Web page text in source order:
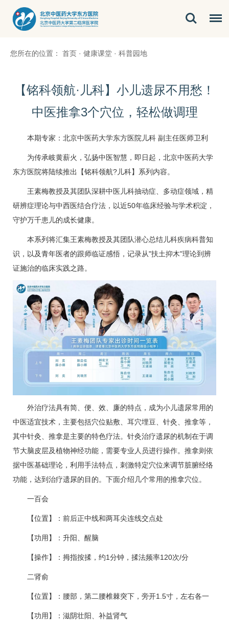
您所在的位置： 首页 · 健康课堂 · 科普园地
【铭科领航·儿科】小儿遗尿不用愁！
中医推拿3个穴位，轻松做调理
本期专家：北京中医药大学东方医院 儿科 副主任医师卫利
为传承岐黄薪火，弘扬中医智慧，即日起，北京中医药大学
东方医院将陆续推出【铭科领航?儿科】系列内容。
王素梅教授及其团队深耕中医儿科抽动症 、多动症领域，精
研辨症理论与中西医结合疗法，以近50年临床经验与学术积淀，
守护万千患儿的成长健康。
本系列将汇集王素梅教授及其团队潜心总结儿科疾病科普知
识，以及青年医者的跟师临证感悟，记录从"扶土抑木"理论到辨
证施治的临床实践之路。
外治疗法具有简、便、效、廉的特点，成为小儿遗尿常用的
中医适宜技术，主要包括穴位贴敷、耳穴埋豆、针灸、推拿等，
其中针灸、推拿是主要的特色疗法。针灸治疗遗尿的机制在于调
节大脑皮层及植物神经功能，需要专业人员进行操作。推拿则依
据中医基础理论，利用手法特点，刺激特定穴位来调节脏腑经络
功能，达到治疗遗尿的目的。下面介绍几个常用的推拿穴位。
一百会
【位置】：前后正中线和两耳尖连线交点处
【功用】：升阳、醒脑
【操作】：拇指按揉，约1分钟，揉法频率120次/分
二肾俞
【位置】：腰部，第二腰椎棘突下，旁开1.5寸，左右各一
【功用】：滋阴壮阳、补益肾气